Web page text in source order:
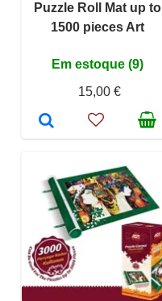
Puzzle Roll Mat up to
1500 pieces Art
Em estoque (9)
15,00 €